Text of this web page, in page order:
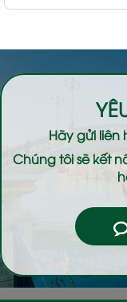
Hãy gửi liên
Chúng tôi sẽ kết